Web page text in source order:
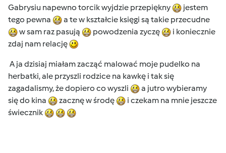
Gabrysiu napewno torcik wyjdzie przepiękny
jestem
tego pewna
a te w kształcie księgi są takie przecudne
w sam raz pasują
powodzenia zyczę
i koniecznie
zdaj nam relację
A ja dzisiaj miałam zacząć malować moje pudelko na
herbatki, ale przyszli rodzice na kawkę i tak się
zagadalismy, że dopiero co wyszli
a jutro wybieramy
się do kina
zacznę w środę
i czekam na mnie jeszcze
świecznik